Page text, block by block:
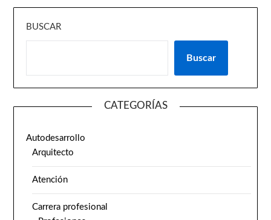
BUSCAR
Buscar
CATEGORÍAS
Autodesarrollo
Arquitecto
Atención
Carrera profesional